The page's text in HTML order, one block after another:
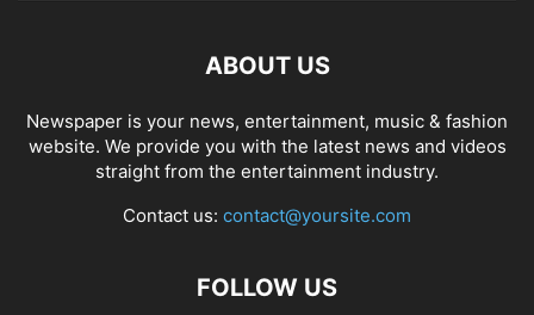
ABOUT US
Newspaper is your news, entertainment, music & fashion
website. We provide you with the latest news and videos
straight from the entertainment industry.
Contact us: contact@yoursite.com
FOLLOW US